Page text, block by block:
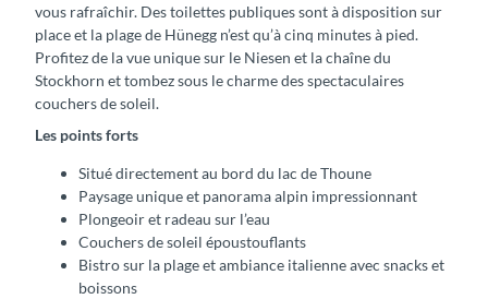
vous rafraîchir. Des toilettes publiques sont à disposition sur
place et la plage de Hünegg n’est qu’à cinq minutes à pied.
Profitez de la vue unique sur le Niesen et la chaîne du
Stockhorn et tombez sous le charme des spectaculaires
couchers de soleil.
Les points forts
Situé directement au bord du lac de Thoune
Paysage unique et panorama alpin impressionnant
Plongeoir et radeau sur l’eau
Couchers de soleil époustouflants
Bistro sur la plage et ambiance italienne avec snacks et
boissons